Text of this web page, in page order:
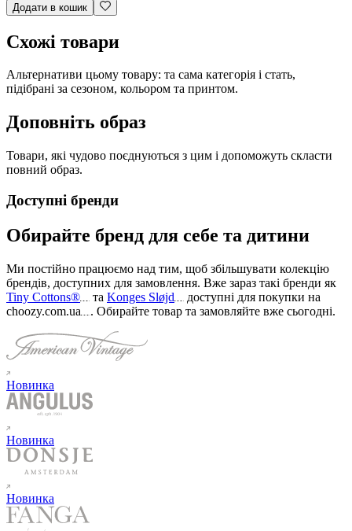
Додати в кошик
Схожі товари
Альтернативи цьому товару: та сама категорія і стать,
підібрані за сезоном, кольором та принтом.
Доповніть образ
Товари, які чудово поєднуються з цим і допоможуть скласти
повний образ.
Доступні бренди
Обирайте бренд для себе та дитини
Ми постійно працюємо над тим, щоб збільшувати колекцію
брендів, доступних для замовлення. Вже зараз такі бренди як
Tiny Cottons®
та Konges Sløjd
доступні для покупки на
choozy.com.ua
. Обирайте товар та замовляйте вже сьогодні.
Новинка
Новинка
Новинка